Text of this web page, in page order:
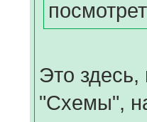
Это
"Схемы",